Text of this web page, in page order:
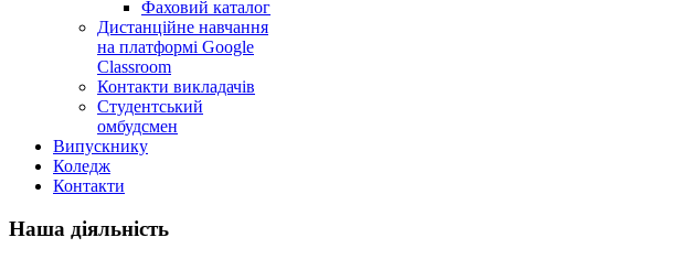
Фаховий каталог
Дистанційне навчання
на платформі Google
Classroom
Контакти викладачів
Студентський
омбудсмен
Випускнику
Коледж
Контакти
Наша діяльність